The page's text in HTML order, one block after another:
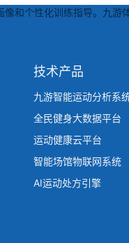
个性化训练指导。九游
技术产品
九游智能运动分析系
全民健身大数据平台
运动健康云平台
智能场馆物联网系统
AI运动处方引擎